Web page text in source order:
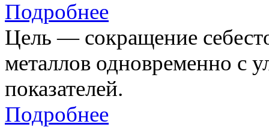
Подробнее
Цель — сокращение
металлов одновременно с
показателей.
Подробнее